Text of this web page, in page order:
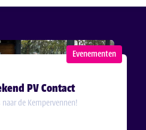
Evenementen
PV Contact
de Kempervennen!